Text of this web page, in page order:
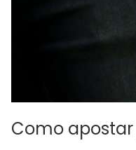
Como